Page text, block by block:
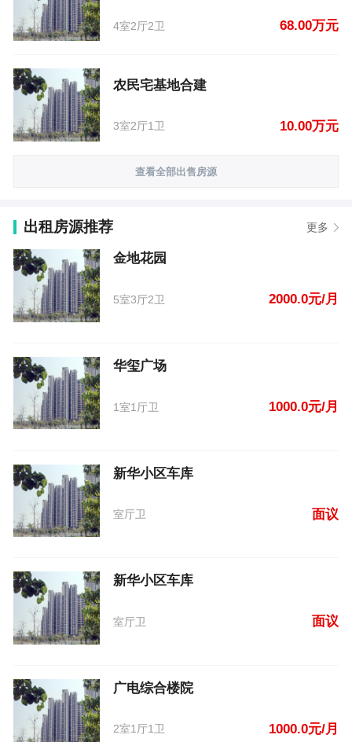
4室2厅2卫 68.00万元
农民宅基地合建
3室2厅1卫 10.00万元
查看全部出售房源
出租房源推荐 更多
金地花园
5室3厅2卫 2000.0元/月
华玺广场
1室1厅卫 1000.0元/月
新华小区车库
室厅卫 面议
新华小区车库
室厅卫 面议
广电综合楼院
2室1厅1卫 1000.0元/月